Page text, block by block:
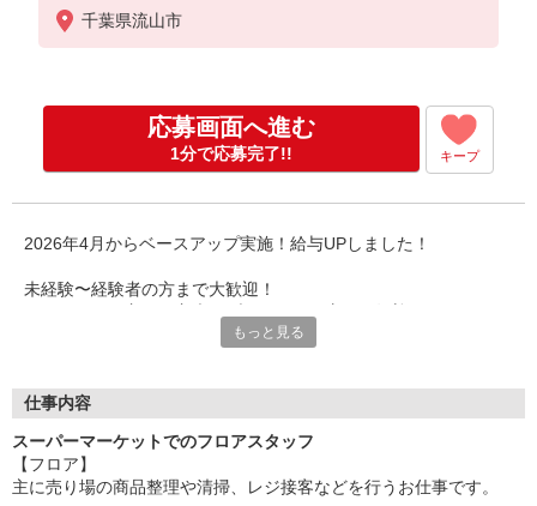
時給1270円〜／16時以降時給1370円〜
千葉県流山市
応募画面へ進む
1分で応募完了!! キープ
2026年4月からベースアップ実施！給与UPしました！
未経験〜経験者の方まで大歓迎！
Wワーク・扶養範囲内勤務OK！
間未満であること）
セミセルフレジを導入しているため直接お金を触りません。
多様性や個性を尊重し
もっと見る
仕事内容
スーパーマーケットでのフロアスタッフ
【フロア】
主に売り場の商品整理や清掃、レジ接客などを行うお仕事です。